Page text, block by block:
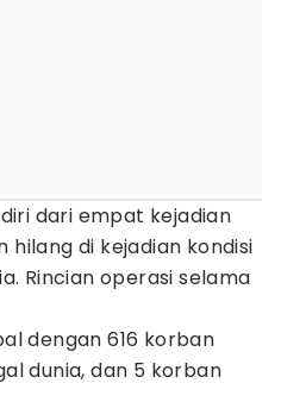
dari empat kejadian
hilang di kejadian kondisi
Rincian operasi selama
dengan 616 korban
dunia, dan 5 korban